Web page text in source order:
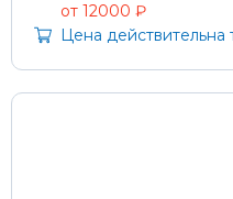
от 12000 ₽
Цена действительна